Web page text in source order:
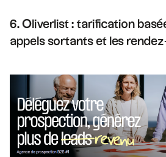
6. Oliverlist : tarification
appels sortants et les